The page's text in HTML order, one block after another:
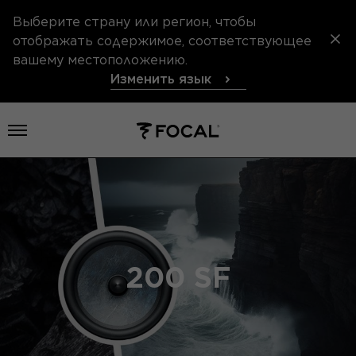
Выберите страну или регион, чтобы
отображать содержимое, соответствующее
вашему местоположению.
Изменить язык
Открыть меню
200 SF